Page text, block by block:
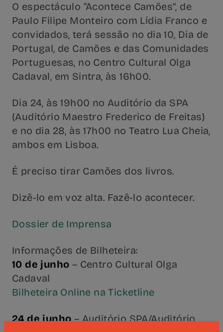
O espectáculo “Acontece Camões”, de
Paulo Filipe Monteiro com Lídia Franco e
convidados, terá sessão no dia 10, Dia de
Portugal, de Camões e das Comunidades
Portuguesas, no Centro Cultural Olga
Cadaval, em Sintra, às 16h00.
Dia 24, às 19h00 no Auditório da SPA
(Auditório Maestro Frederico de Freitas)
e no dia 28, às 17h00 no Teatro Lua Cheia,
ambos em Lisboa.
É preciso tirar Camões dos livros.
Dizê-lo em voz alta. Fazê-lo acontecer.
Dossier de Imprensa
Informações de Bilheteira:
10 de junho – Centro Cultural Olga
Cadaval
Bilheteira Online na Ticketline
24 de junho– Auditório SPA/Auditório